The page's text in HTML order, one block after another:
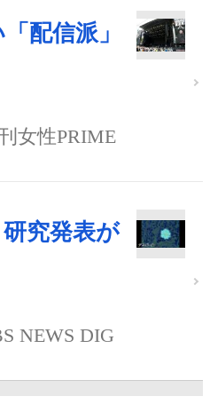
配信派」
女性PRIME
究発表が
NEWS DIG